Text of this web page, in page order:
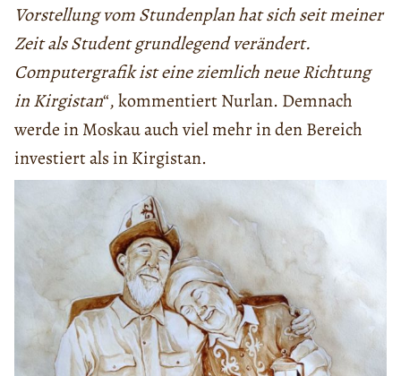
Vorstellung vom Stundenplan hat sich seit meiner
Zeit als Student grundlegend verändert.
Computergrafik ist eine ziemlich neue Richtung
in Kirgistan“, kommentiert Nurlan. Demnach
werde in Moskau auch viel mehr in den Bereich
investiert als in Kirgistan.